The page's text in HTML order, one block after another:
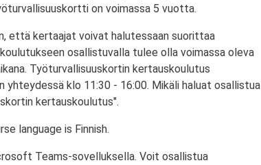
on voimassa 5 vuotta.
että kertaajat voivat halutessaan suorittaa
osallistuvalla tulee olla voimassa oleva
Työturvallisuuskortin kertauskoulutus
klo 11:30 - 16:00. Mikäli haluat osallistua
kertauskoulutus".
language is Finnish.
Teams-sovelluksella. Voit osallistua